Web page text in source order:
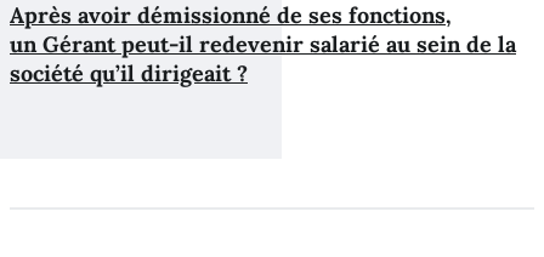
Après avoir démissionné de ses fonctions,
un Gérant peut-il redevenir salarié au sein de la
société qu’il dirigeait ?